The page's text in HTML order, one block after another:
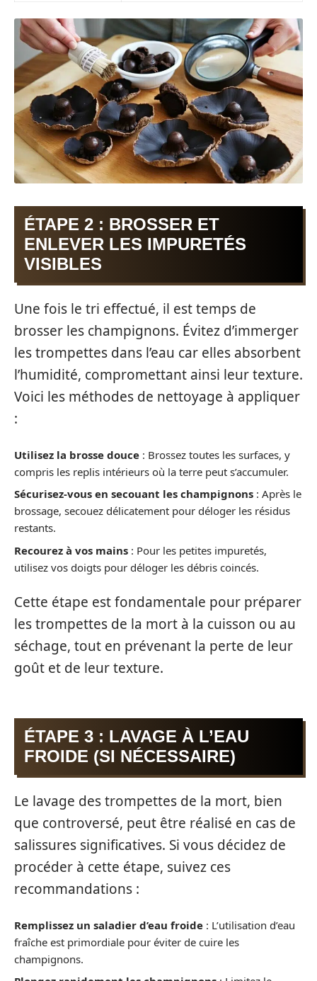
ÉTAPE 2 : BROSSER ET
ENLEVER LES IMPURETÉS
VISIBLES
Une fois le tri effectué, il est temps de
brosser les champignons. Évitez d’immerger
les trompettes dans l’eau car elles absorbent
l’humidité, compromettant ainsi leur texture.
Voici les méthodes de nettoyage à appliquer
:
Utilisez la brosse douce : Brossez toutes les surfaces, y
compris les replis intérieurs où la terre peut s’accumuler.
Sécurisez-vous en secouant les champignons : Après le
brossage, secouez délicatement pour déloger les résidus
restants.
Recourez à vos mains : Pour les petites impuretés,
utilisez vos doigts pour déloger les débris coincés.
Cette étape est fondamentale pour préparer
les trompettes de la mort à la cuisson ou au
séchage, tout en prévenant la perte de leur
goût et de leur texture.
ÉTAPE 3 : LAVAGE À L’EAU
FROIDE (SI NÉCESSAIRE)
Le lavage des trompettes de la mort, bien
que controversé, peut être réalisé en cas de
salissures significatives. Si vous décidez de
procéder à cette étape, suivez ces
recommandations :
Remplissez un saladier d’eau froide : L’utilisation d’eau
fraîche est primordiale pour éviter de cuire les
champignons.